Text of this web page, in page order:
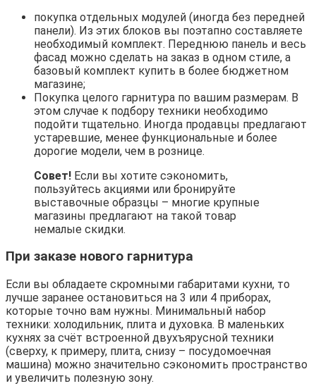
покупка отдельных модулей (иногда без передней
панели). Из этих блоков вы поэтапно составляете
необходимый комплект. Переднюю панель и весь
фасад можно сделать на заказ в одном стиле, а
базовый комплект купить в более бюджетном
магазине;
Покупка целого гарнитура по вашим размерам. В
этом случае к подбору техники необходимо
подойти тщательно. Иногда продавцы предлагают
устаревшие, менее функциональные и более
дорогие модели, чем в рознице.
Совет! Если вы хотите сэкономить,
пользуйтесь акциями или бронируйте
выставочные образцы – многие крупные
магазины предлагают на такой товар
немалые скидки.
При заказе нового гарнитура
Если вы обладаете скромными габаритами кухни, то
лучше заранее остановиться на 3 или 4 приборах,
которые точно вам нужны. Минимальный набор
техники: холодильник, плита и духовка. В маленьких
кухнях за счёт встроенной двухъярусной техники
(сверху, к примеру, плита, снизу – посудомоечная
машина) можно значительно сэкономить пространство
и увеличить полезную зону.